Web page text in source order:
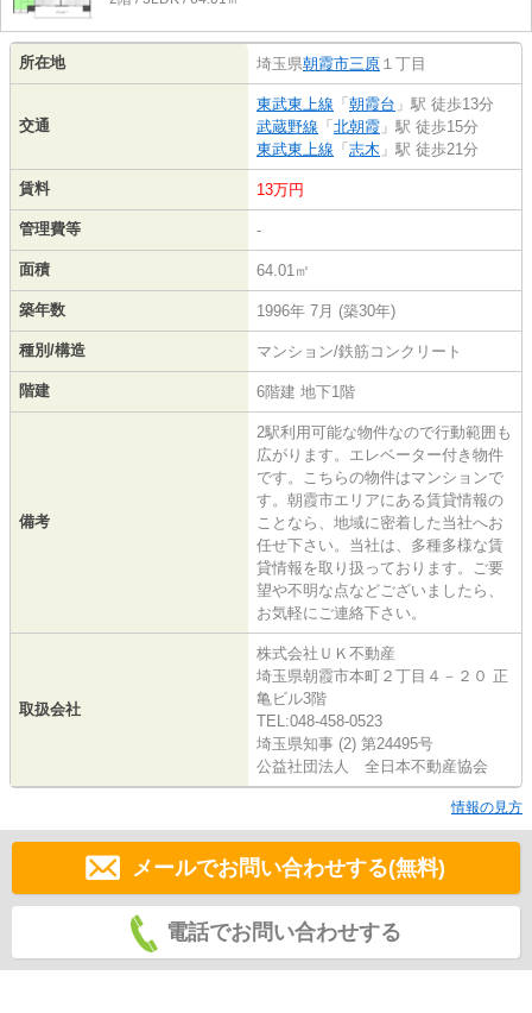
所在地 埼玉県朝霞市三原 １丁目
交通
東武東上線 「 朝霞台 」駅 徒歩13分
武蔵野線 「 北朝霞 」駅 徒歩15分
東武東上線 「 志木 」駅 徒歩21分
賃料 13万円
管理費等 -
面積 64.01㎡
築年数 1996年 7月 (築30年)
種別/構造 マンション/鉄筋コンクリート
階建 6階建 地下1階
備考
2駅利用可能な物件なので行動範囲も
広がります。エレベーター付き物件
です。こちらの物件はマンションで
す。朝霞市エリアにある賃貸情報の
ことなら、地域に密着した当社へお
任せ下さい。当社は、多種多様な賃
貸情報を取り扱っております。ご要
望や不明な点などございましたら、
お気軽にご連絡下さい。
取扱会社
株式会社ＵＫ不動産
埼玉県朝霞市本町２丁目４－２０ 正
亀ビル3階
TEL:048-458-0523
埼玉県知事 (2) 第24495号
公益社団法人 全日本不動産協会
情報の見方
メールでお問い合わせする(無料)
電話でお問い合わせする